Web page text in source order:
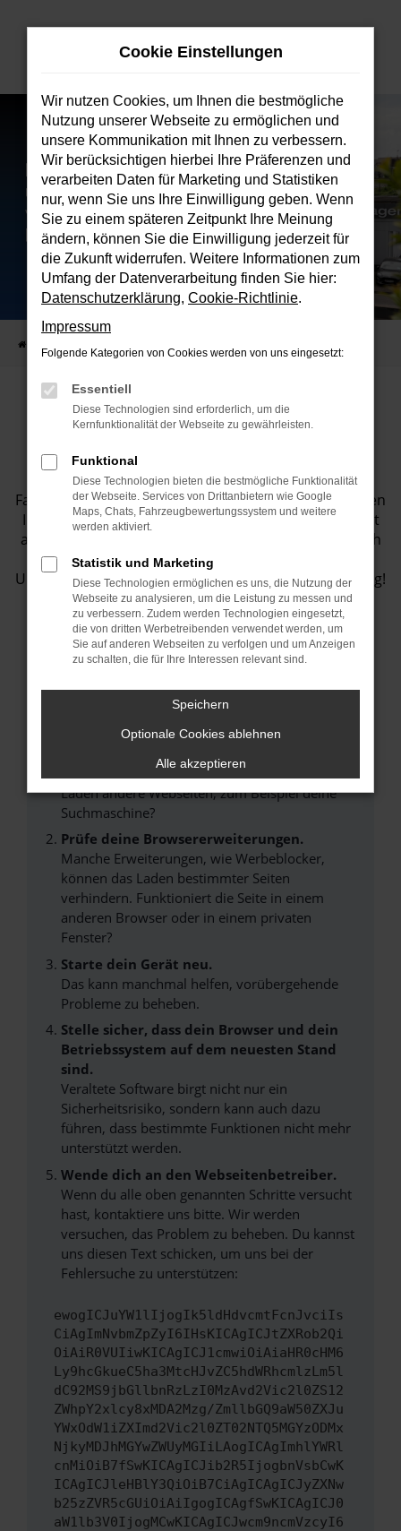
Zum
Fahrzeugbestand
Entdecken Sie eine Vielzahl von top
Fahrzeugangeboten in unserem Showroom! Wir bieten
Ihnen eine große Auswahl an Fahrzeugen, die perfekt
auf Ihre Bedürfnisse abgestimmt sind. Lassen Sie sich
inspirieren und finden Sie Ihr Traumauto bei uns.
Unser Team steht Ihnen jederzeit gerne zur Verfügung!
Fehler: Network Error
Beim Laden ist ein Fehler aufgetreten.
Internetverbindung.
Laden andere Webseiten, zum Beispiel deine
Suchmaschine?
Prüfe deine Browsererweiterungen.
Manche Erweiterungen, wie Werbeblocker,
können das Laden bestimmter Seiten
verhindern. Funktioniert die Seite in einem
anderen Browser oder in einem privaten
Fenster?
Starte dein Gerät neu.
Das kann manchmal helfen, vorübergehende
Probleme zu beheben.
Stelle sicher, dass dein Browser und dein
Betriebssystem auf dem neuesten Stand
sind.
Veraltete Software birgt nicht nur ein
Sicherheitsrisiko, sondern kann auch dazu
führen, dass bestimmte Funktionen nicht mehr
unterstützt werden.
Wende dich an den Webseitenbetreiber.
Wenn du alle oben genannten Schritte versucht
hast, kontaktiere uns bitte. Wir werden
versuchen, das Problem zu beheben. Du kannst
uns diesen Text schicken, um uns bei der
Fehlersuche zu unterstützen:
ewogICJuYW1lIjogIk5ldHdvcmtFcnJvciIs
CiAgImNvbmZpZyI6IHsKICAgICJtZXRob2Qi
OiAiR0VUIiwKICAgICJ1cmwiOiAiaHR0cHM6
Ly9hcGkueC5ha3MtcHJvZC5hdWRhcmlzLm5l
dC92MS9jbGllbnRzLzI0MzAvd2Vic2l0ZS12
ZWhpY2xlcy8xMDA2Mzg/ZmllbGQ9aW50ZXJu
YWxOdW1iZXImd2Vic2l0ZT02NTQ5MGYzODMx
NjkyMDJhMGYwZWUyMGIiLAogICAgImhlYWRl
cnMiOiB7fSwKICAgICJib2R5IjogbnVsbCwK
ICAgICJleHBlY3QiOiB7CiAgICAgICJyZXNw
b25zZVR5cGUiOiAiIgogICAgfSwKICAgICJ0
aW1lb3V0IjogMCwKICAgICJwcm9ncmVzcyI6
Cookie Einstellungen
Wir nutzen Cookies, um Ihnen die bestmögliche
Nutzung unserer Webseite zu ermöglichen und
unsere Kommunikation mit Ihnen zu verbessern.
Wir berücksichtigen hierbei Ihre Präferenzen und
verarbeiten Daten für Marketing und Statistiken
nur, wenn Sie uns Ihre Einwilligung geben. Wenn
Sie zu einem späteren Zeitpunkt Ihre Meinung
ändern, können Sie die Einwilligung jederzeit für
die Zukunft widerrufen. Weitere Informationen zum
Umfang der Datenverarbeitung finden Sie hier:
Datenschutzerklärung, Cookie-Richtlinie.
Impressum
Folgende Kategorien von Cookies werden von uns eingesetzt:
Essentiell
Diese Technologien sind erforderlich, um die
Kernfunktionalität der Webseite zu gewährleisten.
Funktional
Diese Technologien bieten die bestmögliche Funktionalität
der Webseite. Services von Drittanbietern wie Google
Maps, Chats, Fahrzeugbewertungssystem und weitere
werden aktiviert.
Statistik und Marketing
Diese Technologien ermöglichen es uns, die Nutzung der
Webseite zu analysieren, um die Leistung zu messen und
zu verbessern. Zudem werden Technologien eingesetzt,
die von dritten Werbetreibenden verwendet werden, um
Sie auf anderen Webseiten zu verfolgen und um Anzeigen
zu schalten, die für Ihre Interessen relevant sind.
Speichern
Optionale Cookies ablehnen
Alle akzeptieren